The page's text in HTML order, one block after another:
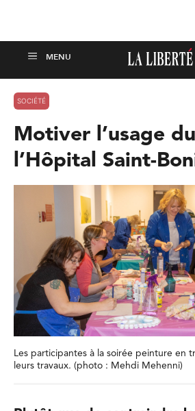
SOCIÉTÉ
Motiver l’usage
l’Hôpital Saint-
Les participantes à la soirée peinture en
leurs travaux. (photo : Mehdi Mehenni)